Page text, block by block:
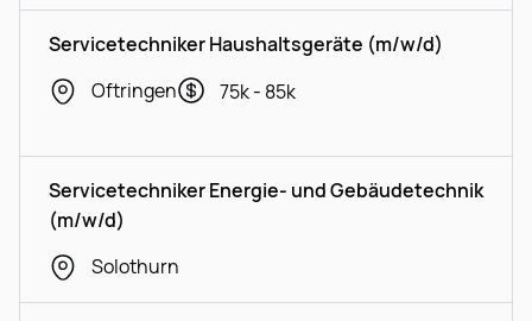
Servicetechniker Haushaltsgeräte (m/w/d)
Oftringen
75k - 85k
Servicetechniker Energie- und Gebäudetechnik
(m/w/d)
Solothurn